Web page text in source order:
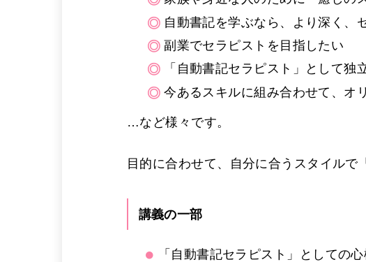
自動書記を学ぶなら、より深く、
副業でセラピストを目指したい
「自動書記セラピスト」として独
今あるスキルに組み合わせて、オ
…など様々です。
目的に合わせて、自分に合うスタイル
講義の一部
「自動書記セラピスト」としての